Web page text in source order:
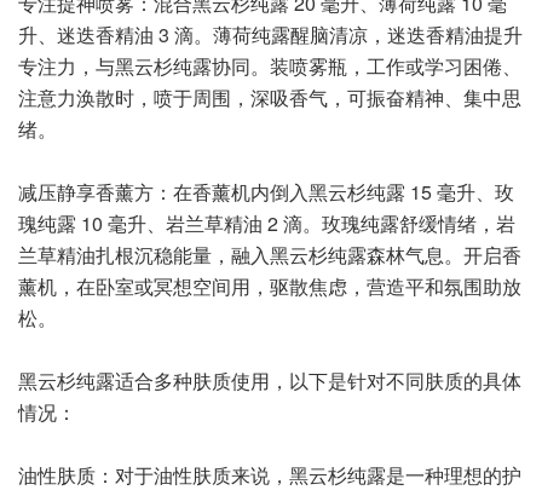
升、迷迭香精油 3 滴。薄荷纯露醒脑清凉，迷迭香精油提升
专注力，与黑云杉纯露协同。装喷雾瓶，工作或学习困倦、
注意力涣散时，喷于周围，深吸香气，可振奋精神、集中思
绪。
减压静享香薰方：在香薰机内倒入黑云杉纯露 15 毫升、玫
瑰纯露 10 毫升、岩兰草精油 2 滴。玫瑰纯露舒缓情绪，岩
兰草精油扎根沉稳能量，融入黑云杉纯露森林气息。开启香
薰机，在卧室或冥想空间用，驱散焦虑，营造平和氛围助放
松。
黑云杉纯露适合多种肤质使用，以下是针对不同肤质的具体
情况：
油性肤质：对于油性肤质来说，黑云杉纯露是一种理想的护